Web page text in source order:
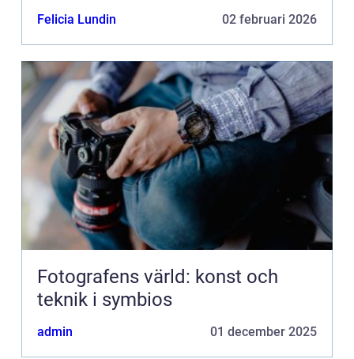
Felicia Lundin 02 februari 2026
Fotografens värld: konst och
teknik i symbios
admin 01 december 2025